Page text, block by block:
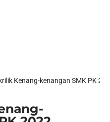
Kenang-kenangan SMK PK